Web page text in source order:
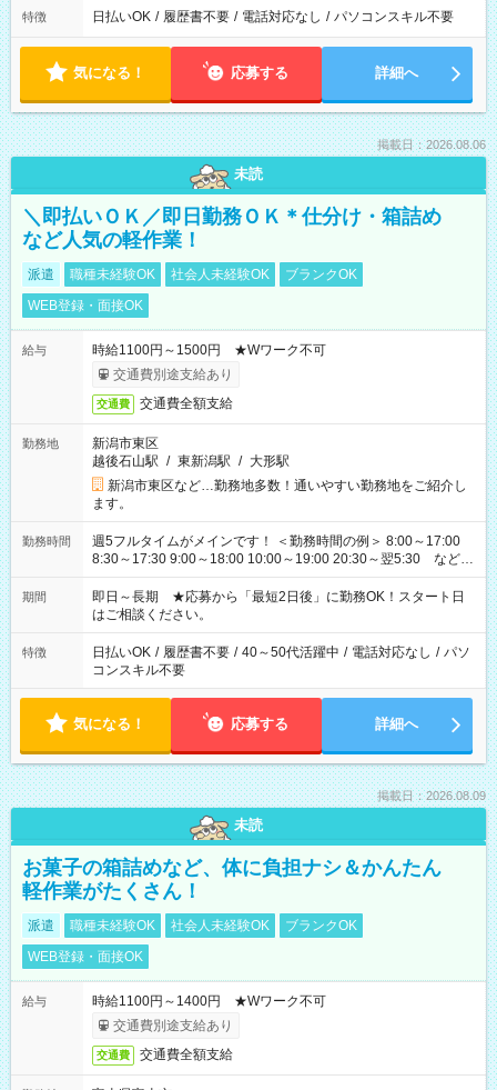
特徴 日払いOK / 履歴書不要 / 電話対応なし / パソコンスキル不要
気になる！ 応募する 詳細へ
掲載日：2026.08.06
未読
＼即払いＯＫ／即日勤務ＯＫ＊仕分け・箱詰め
など人気の軽作業！
派遣 職種未経験OK 社会人未経験OK
ブランクOK
WEB登録・面接OK
給与
時給1100円～1500円 ★Wワーク不可
交通費別途支給あり
交通費 交通費全額支給
勤務地
新潟市東区
越後石山駅 / 東新潟駅 / 大形駅
新潟市東区など…勤務地多数！通いやすい勤務地をご紹介し
ます。
勤務時間
週5フルタイムがメインです！ ＜勤務時間の例＞ 8:00～17:00
8:30～17:30 9:00～18:00 10:00～19:00 20:30～翌5:30 など ★
その他にも勤務時間多数！ 日勤のみ、残業なし、交替制など
ご希望を教えてください！
期間
即日～長期 ★応募から「最短2日後」に勤務OK！スタート日
はご相談ください。
特徴 日払いOK / 履歴書不要 / 40～50代活躍中 / 電話対応なし / パソ
コンスキル不要
気になる！ 応募する 詳細へ
掲載日：2026.08.09
未読
お菓子の箱詰めなど、体に負担ナシ＆かんたん
軽作業がたくさん！
派遣 職種未経験OK 社会人未経験OK
ブランクOK
WEB登録・面接OK
給与
時給1100円～1400円 ★Wワーク不可
交通費別途支給あり
交通費 交通費全額支給